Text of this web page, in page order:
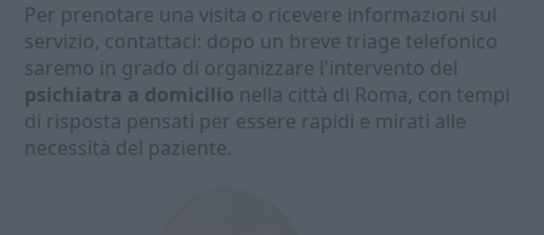
Per prenotare una visita o ricevere informazioni sul
servizio, contattaci: dopo un breve triage telefonico
saremo in grado di organizzare l'intervento del
psichiatra a domicilio nella città di Roma, con tempi
di risposta pensati per essere rapidi e mirati alle
necessità del paziente.